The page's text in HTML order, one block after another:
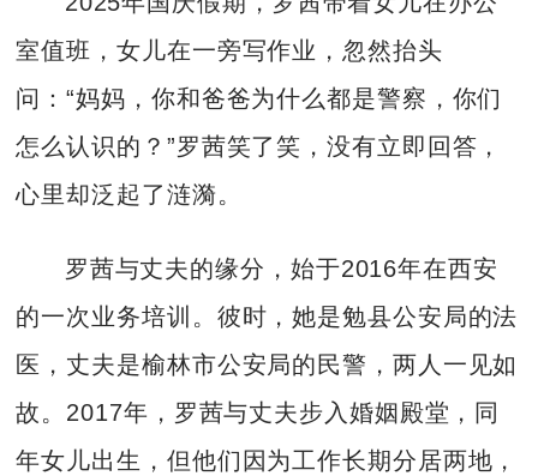
室值班，女儿在一旁写作业，忽然抬头
问：“妈妈，你和爸爸为什么都是警察，你们
怎么认识的？”罗茜笑了笑，没有立即回答，
心里却泛起了涟漪。
罗茜与丈夫的缘分，始于2016年在西安
的一次业务培训。彼时，她是勉县公安局的法
医，丈夫是榆林市公安局的民警，两人一见如
故。2017年，罗茜与丈夫步入婚姻殿堂，同
年女儿出生，但他们因为工作长期分居两地，